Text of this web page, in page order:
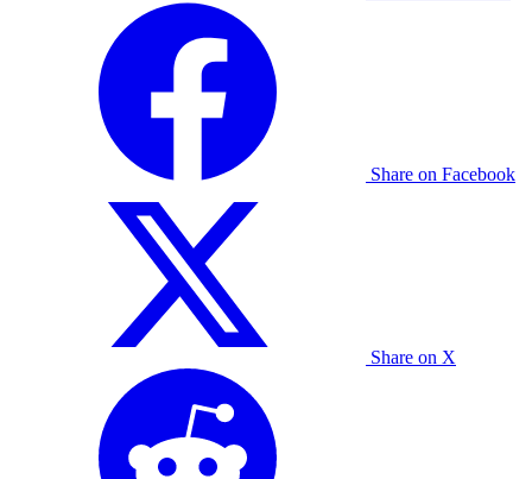
Share on Facebook
Share on X